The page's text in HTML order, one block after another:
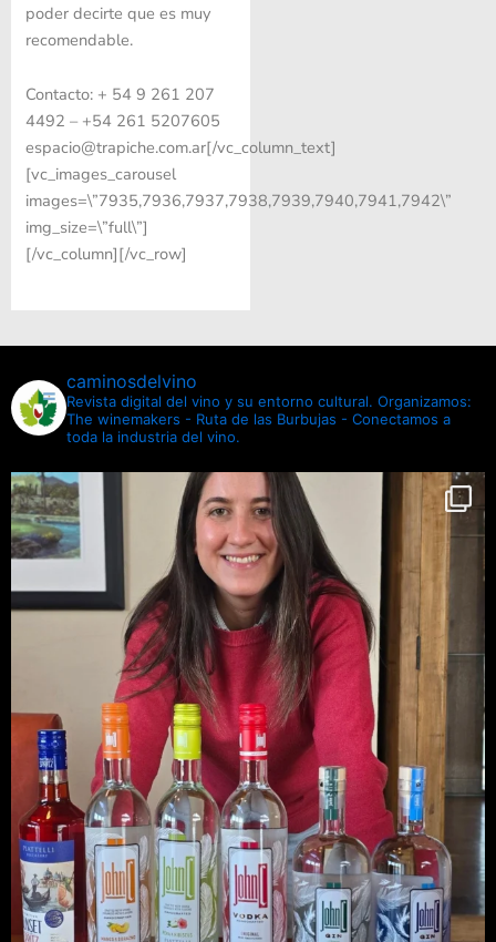
poder decirte que es muy
recomendable.
Contacto: + 54 9 261 207
4492 – +54 261 5207605
espacio@trapiche.com.ar[/vc_column_text]
[vc_images_carousel
images=\”7935,7936,7937,7938,7939,7940,7941,7942\”
img_size=\”full\”]
[/vc_column][/vc_row]
caminosdelvino
Revista digital del vino y su entorno cultural. Organizamos:
The winemakers - Ruta de las Burbujas - Conectamos a
toda la industria del vino.